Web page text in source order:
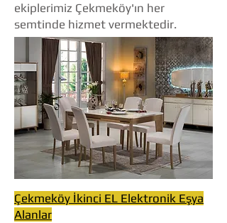
ekiplerimiz Çekmeköy'ın her
semtinde hizmet vermektedir.
Çekmeköy İkinci EL Elektronik Eşya
Alanlar